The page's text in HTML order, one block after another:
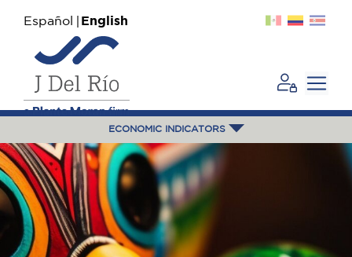
Español English
ECONOMIC INDICATORS